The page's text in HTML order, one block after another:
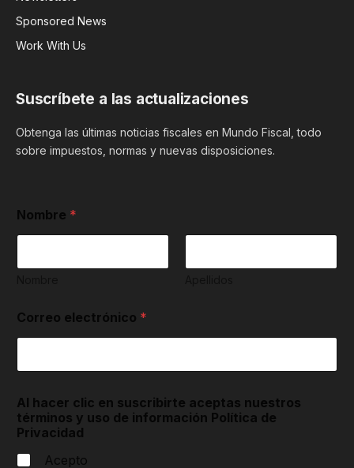
Sponsored News
Work With Us
Suscríbete a las actualizaciones
Obtenga las últimas noticias fiscales en Mundo Fiscal, todo
sobre impuestos, normas y nuevas disposiciones.
Nombre *
Correo electrónico *
u
s
c
r
Al hacer clic en suscribirte aceptas nuestros
términos y uso de información Política de
Privacidad
Acepto